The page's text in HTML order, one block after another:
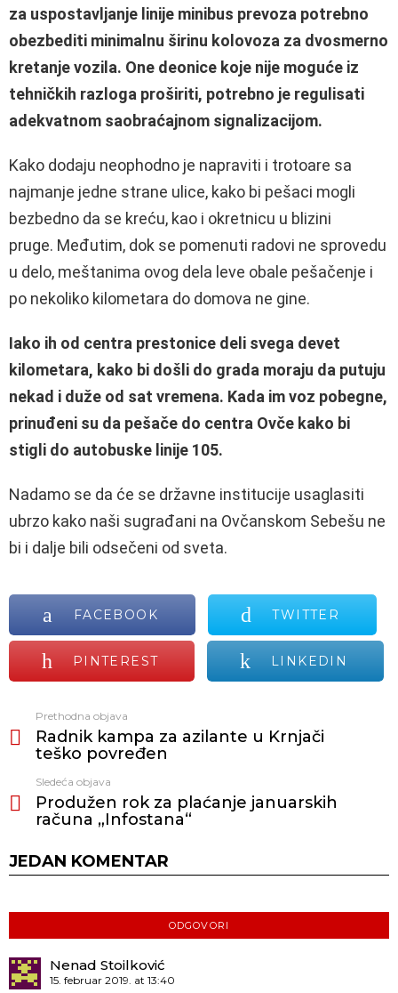
za uspostavljanje linije minibus prevoza potrebno
obezbediti minimalnu širinu kolovoza za dvosmerno
kretanje vozila. One deonice koje nije moguće iz
tehničkih razloga proširiti, potrebno je regulisati
adekvatnom saobraćajnom signalizacijom.
Kako dodaju neophodno je napraviti i trotoare sa
najmanje jedne strane ulice, kako bi pešaci mogli
bezbedno da se kreću, kao i okretnicu u blizini
pruge. Međutim, dok se pomenuti radovi ne sprovedu
u delo, meštanima ovog dela leve obale pešačenje i
po nekoliko kilometara do domova ne gine.
Iako ih od centra prestonice deli svega devet
kilometara, kako bi došli do grada moraju da putuju
nekad i duže od sat vremena. Kada im voz pobegne,
prinuđeni su da pešače do centra Ovče kako bi
stigli do autobuske linije 105.
Nadamo se da će se državne institucije usaglasiti
ubrzo kako naši sugrađani na Ovčanskom Sebešu ne
bi i dalje bili odsečeni od sveta.
FACEBOOK TWITTER
PINTEREST LINKEDIN
još
Prethodna objava
Radnik kampa za azilante u Krnjači
teško povređen
Sledeća objava
Produžen rok za plaćanje januarskih
računa „Infostana“
JEDAN KOMENTAR
ODGOVORI
Nenad Stoilković
15. februar 2019. at 13:40